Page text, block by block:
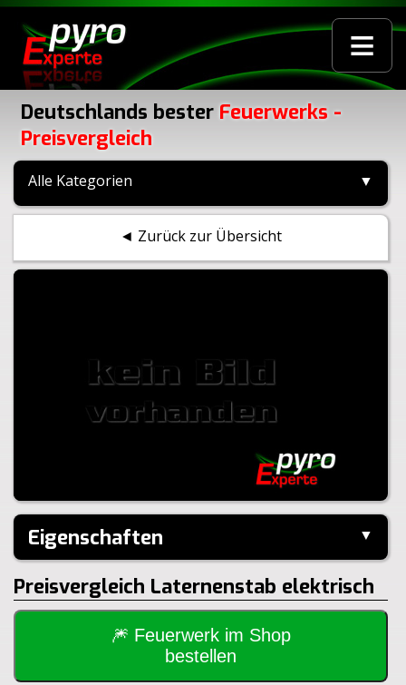
≡
Deutschlands bester Feuerwerks -
Preisvergleich
Alle Kategorien ▼
◄ Zurück zur Übersicht
Eigenschaften ▼
Hersteller:
---
Größe:
75cm
Preisvergleich Laternenstab elektrisch
🎆 Feuerwerk im Shop
bestellen